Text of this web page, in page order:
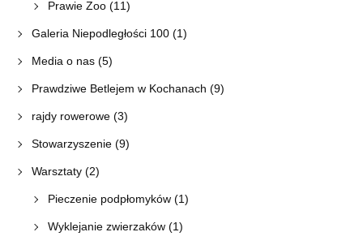
Prawie Zoo(11)
Galeria Niepodległości 100(1)
Media o nas(5)
Prawdziwe Betlejem w Kochanach (9)
rajdy rowerowe(3)
Stowarzyszenie(9)
Warsztaty(2)
Pieczenie podpłomyków(1)
Wyklejanie zwierzaków(1)